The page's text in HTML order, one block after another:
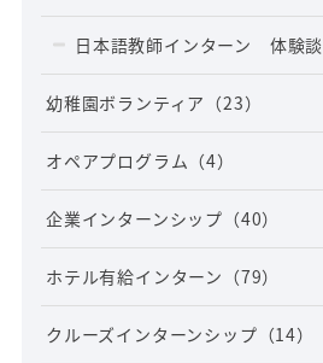
日本語教師インターン 体験談
幼稚園ボランティア （23）
オペアプログラム （4）
企業インターンシップ （40）
ホテル有給インターン （79）
クルーズインターンシップ （14）